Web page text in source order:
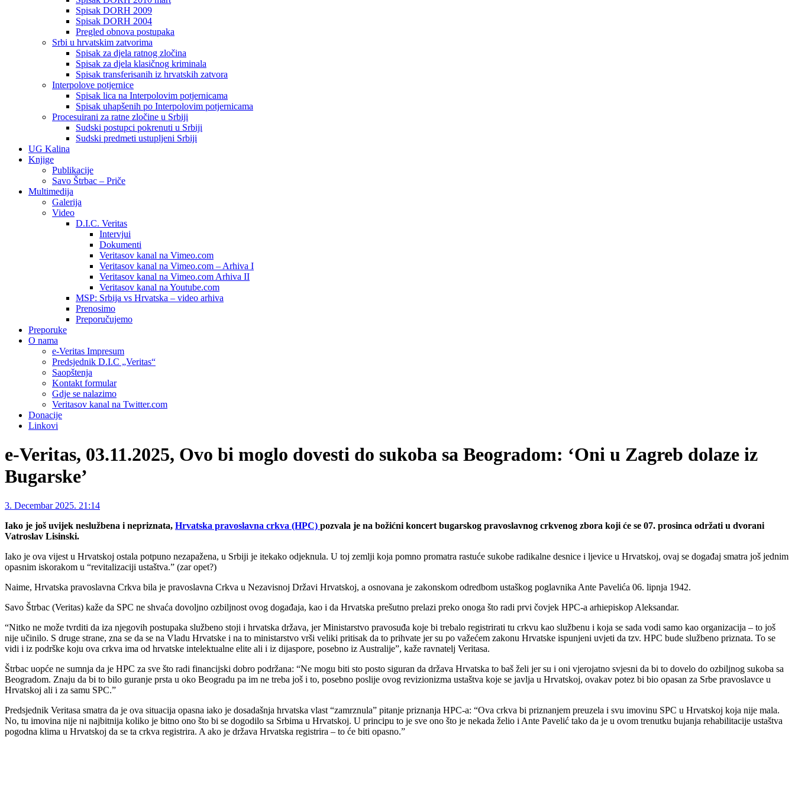
Spisak DORH 2009
Spisak DORH 2004
Pregled obnova postupaka
Srbi u hrvatskim zatvorima
Spisak za djela ratnog zločina
Spisak za djela klasičnog kriminala
Spisak transferisanih iz hrvatskih zatvora
Interpolove potjernice
Spisak lica na Interpolovim potjernicama
Spisak uhapšenih po Interpolovim potjernicama
Procesuirani za ratne zločine u Srbiji
Sudski postupci pokrenuti u Srbiji
Sudski predmeti ustupljeni Srbiji
UG Kalina
Knjige
Publikacije
Savo Štrbac – Priče
Multimedija
Galerija
Video
D.I.C. Veritas
Intervjui
Dokumenti
Veritasov kanal na Vimeo.com
Veritasov kanal na Vimeo.com – Arhiva I
Veritasov kanal na Vimeo.com Arhiva II
Veritasov kanal na Youtube.com
MSP: Srbija vs Hrvatska – video arhiva
Prenosimo
Preporučujemo
Preporuke
O nama
e-Veritas Impresum
Predsjednik D.I.C „Veritas“
Saopštenja
Kontakt formular
Gdje se nalazimo
Veritasov kanal na Twitter.com
Donacije
Linkovi
e-Veritas, 03.11.2025, Ovo bi moglo dovesti do sukoba sa Beogradom: ‘Oni u Zagreb dolaze iz
Bugarske’
3. Decembar 2025. 21:14
Iako je još uvijek neslužbena i nepriznata, Hrvatska pravoslavna crkva (HPC) pozvala je na božićni koncert bugarskog pravoslavnog crkvenog zbora koji će se 07. prosinca održati u dvorani
Vatroslav Lisinski.
Iako je ova vijest u Hrvatskoj ostala potpuno nezapažena, u Srbiji je itekako odjeknula. U toj zemlji koja pomno promatra rastuće sukobe radikalne desnice i ljevice u Hrvatskoj, ovaj se događaj smatra još jednim
opasnim iskorakom u “revitalizaciji ustaštva.” (zar opet?)
Naime, Hrvatska pravoslavna Crkva bila je pravoslavna Crkva u Nezavisnoj Državi Hrvatskoj, a osnovana je zakonskom odredbom ustaškog poglavnika Ante Pavelića 06. lipnja 1942.
Savo Štrbac (Veritas) kaže da SPC ne shvaća dovoljno ozbiljnost ovog događaja, kao i da Hrvatska prešutno prelazi preko onoga što radi prvi čovjek HPC-a arhiepiskop Aleksandar.
“Nitko ne može tvrditi da iza njegovih postupaka službeno stoji i hrvatska država, jer Ministarstvo pravosuđa koje bi trebalo registrirati tu crkvu kao službenu i koja se sada vodi samo kao organizacija – to još
nije učinilo. S druge strane, zna se da se na Vladu Hrvatske i na to ministarstvo vrši veliki pritisak da to prihvate jer su po važećem zakonu Hrvatske ispunjeni uvjeti da tzv. HPC bude službeno priznata. To se
vidi i iz podrške koju ova crkva ima od hrvatske intelektualne elite ali i iz dijaspore, posebno iz Australije”, kaže ravnatelj Veritasa.
Štrbac uopće ne sumnja da je HPC za sve što radi financijski dobro podržana: “Ne mogu biti sto posto siguran da država Hrvatska to baš želi jer su i oni vjerojatno svjesni da bi to dovelo do ozbiljnog sukoba sa
Beogradom. Znaju da bi to bilo guranje prsta u oko Beogradu pa im ne treba još i to, posebno poslije ovog revizionizma ustaštva koje se javlja u Hrvatskoj, ovakav potez bi bio opasan za Srbe pravoslavce u
Hrvatskoj ali i za samu SPC.”
Predsjednik Veritasa smatra da je ova situacija opasna iako je dosadašnja hrvatska vlast “zamrznula” pitanje priznanja HPC-a: “Ova crkva bi priznanjem preuzela i svu imovinu SPC u Hrvatskoj koja nije mala.
No, tu imovina nije ni najbitnija koliko je bitno ono što bi se dogodilo sa Srbima u Hrvatskoj. U principu to je sve ono što je nekada želio i Ante Pavelić tako da je u ovom trenutku bujanja rehabilitacije ustaštva
pogodna klima u Hrvatskoj da se ta crkva registrira. A ako je država Hrvatska registrira – to će biti opasno.”